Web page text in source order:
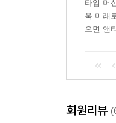
타임 머
욱 미래
으면 앤
회원리뷰